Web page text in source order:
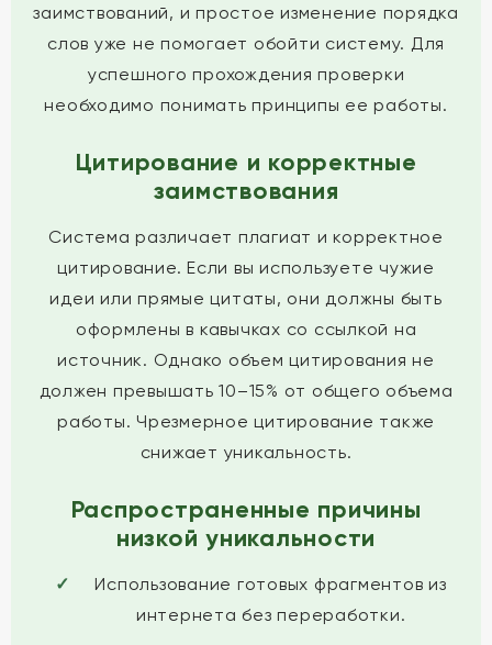
заимствований, и простое изменение порядка
слов уже не помогает обойти систему. Для
успешного прохождения проверки
необходимо понимать принципы ее работы.
Цитирование и корректные
заимствования
Система различает плагиат и корректное
цитирование. Если вы используете чужие
идеи или прямые цитаты, они должны быть
оформлены в кавычках со ссылкой на
источник. Однако объем цитирования не
должен превышать 10–15% от общего объема
работы. Чрезмерное цитирование также
снижает уникальность.
Распространенные причины
низкой уникальности
Использование готовых фрагментов из
интернета без переработки.